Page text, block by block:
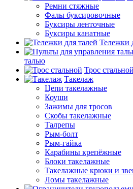
Ремни стяжные
Фалы буксировочные
Буксиры ленточные
Буксиры канатные
Тележки
талью
Трос стальной
Такелаж
Цепи такелажные
Коуши
Зажимы для тросов
Скобы такелажные
Талрепы
Рым-болт
Рым-гайка
Карабины крепёжные
Блоки такелажные
Такелажные крюки и
Ломы такелажные